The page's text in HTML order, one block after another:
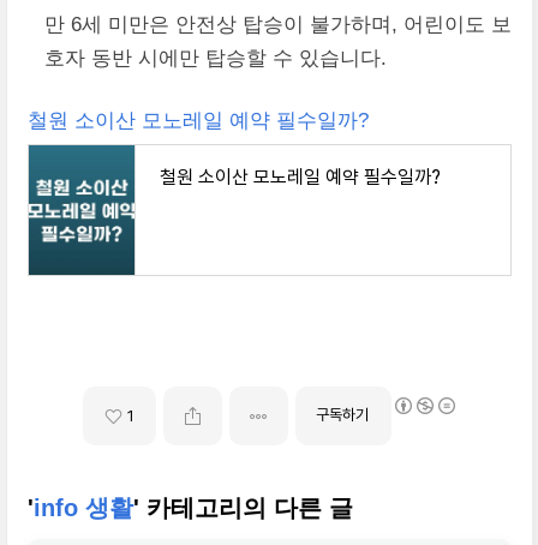
만 6세 미만은 안전상 탑승이 불가하며, 어린이도 보
호자 동반 시에만 탑승할 수 있습니다.
철원 소이산 모노레일 예약 필수일까?
철원 소이산 모노레일 예약 필수일까?
1 구독하기
'info 생활' 카테고리의 다른 글